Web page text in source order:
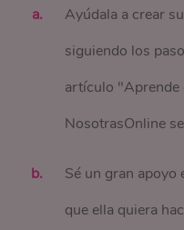
Ayúdala a crear
siguiendo los
artículo "Aprende
NosotrasOnline
Sé un gran apoyo
que ella quiera